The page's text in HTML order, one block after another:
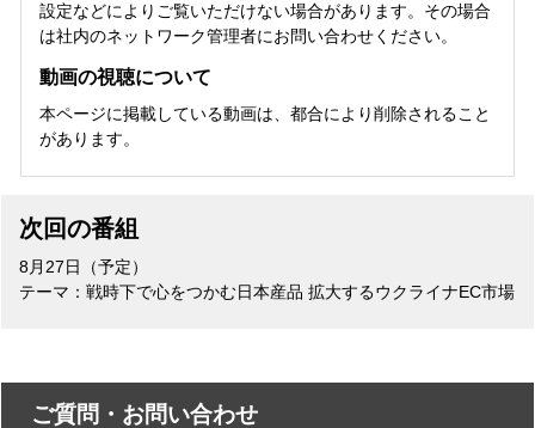
設定などによりご覧いただけない場合があります。その場合
は社内のネットワーク管理者にお問い合わせください。
動画の視聴について
本ページに掲載している動画は、都合により削除されること
があります。
次回の番組
8月27日（予定）
テーマ：戦時下で心をつかむ日本産品 拡大するウクライナEC市場
ご質問・お問い合わせ